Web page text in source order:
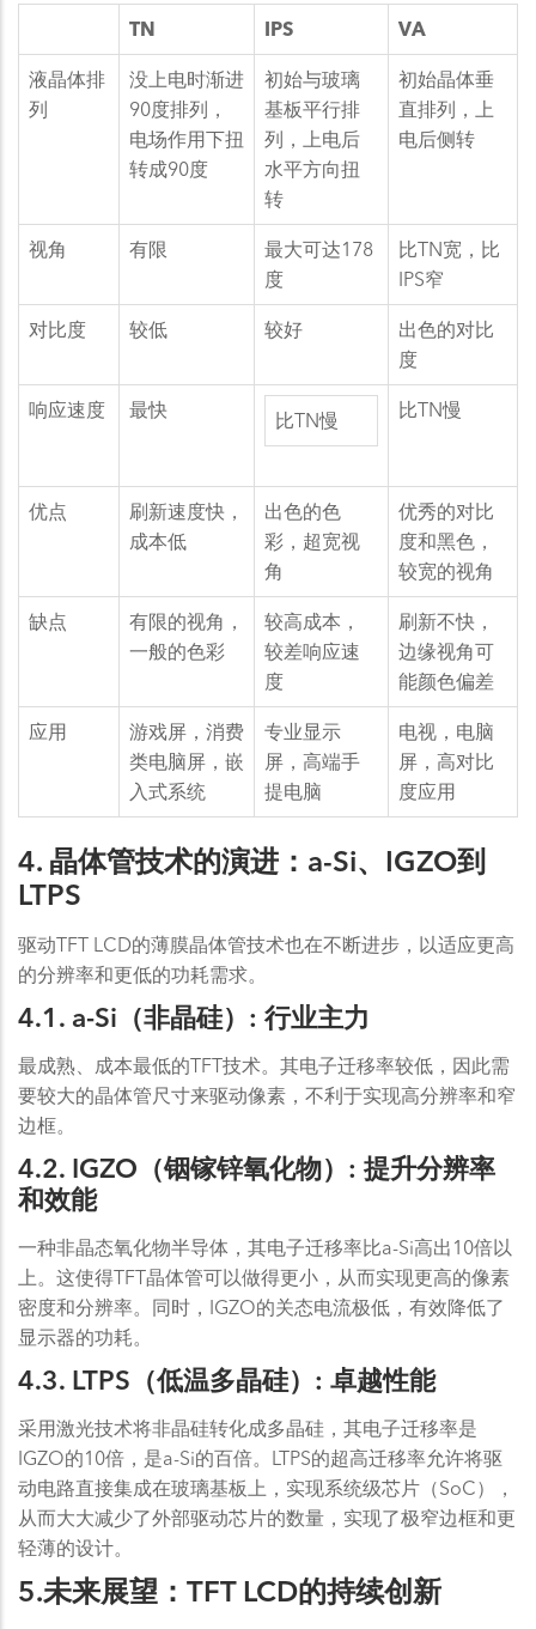
TN IPS VA
液晶体排
列
没上电时渐进
90度排列，
电场作用下扭
转成90度
初始与玻璃
基板平行排
列，上电后
水平方向扭
转
初始晶体垂
直排列，上
电后侧转
视角 有限
最大可达178
度
比TN宽，比
IPS窄
对比度 较低 较好
出色的对比
度
响应速度 最快
比TN慢
比TN慢
优点
刷新速度快，
成本低
出色的色
彩，超宽视
角
优秀的对比
度和黑色，
较宽的视角
缺点
有限的视角，
一般的色彩
较高成本，
较差响应速
度
刷新不快，
边缘视角可
能颜色偏差
应用
游戏屏，消费
类电脑屏，嵌
入式系统
专业显示
屏，高端手
提电脑
电视，电脑
屏，高对比
度应用
4. 晶体管技术的演进：a-Si、IGZO到
LTPS
驱动TFT LCD的薄膜晶体管技术也在不断进步，以适应更高
的分辨率和更低的功耗需求。
4.1. a-Si（非晶硅）: 行业主力
最成熟、成本最低的TFT技术。其电子迁移率较低，因此需
要较大的晶体管尺寸来驱动像素，不利于实现高分辨率和窄
边框。
4.2. IGZO（铟镓锌氧化物）: 提升分辨率
和效能
一种非晶态氧化物半导体，其电子迁移率比a-Si高出10倍以
上。这使得TFT晶体管可以做得更小，从而实现更高的像素
密度和分辨率。同时，IGZO的关态电流极低，有效降低了
显示器的功耗。
4.3. LTPS（低温多晶硅）: 卓越性能
采用激光技术将非晶硅转化成多晶硅，其电子迁移率是
IGZO的10倍，是a-Si的百倍。LTPS的超高迁移率允许将驱
动电路直接集成在玻璃基板上，实现系统级芯片（SoC），
从而大大减少了外部驱动芯片的数量，实现了极窄边框和更
轻薄的设计。
5.未来展望：TFT LCD的持续创新